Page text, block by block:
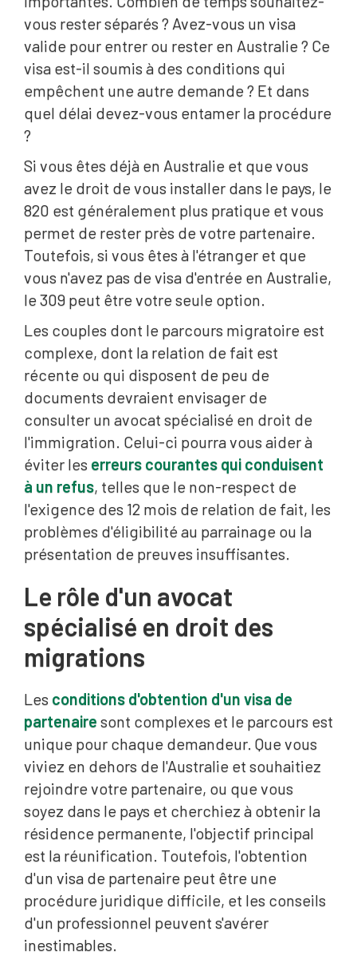
vous rester séparés ? Avez-vous un visa
valide pour entrer ou rester en Australie ? Ce
visa est-il soumis à des conditions qui
empêchent une autre demande ? Et dans
quel délai devez-vous entamer la procédure
?
Si vous êtes déjà en Australie et que vous
avez le droit de vous installer dans le pays, le
820 est généralement plus pratique et vous
permet de rester près de votre partenaire.
Toutefois, si vous êtes à l'étranger et que
vous n'avez pas de visa d'entrée en Australie,
le 309 peut être votre seule option.
Les couples dont le parcours migratoire est
complexe, dont la relation de fait est
récente ou qui disposent de peu de
documents devraient envisager de
consulter un avocat spécialisé en droit de
l'immigration. Celui-ci pourra vous aider à
éviter les erreurs courantes qui conduisent
à un refus, telles que le non-respect de
l'exigence des 12 mois de relation de fait, les
problèmes d'éligibilité au parrainage ou la
présentation de preuves insuffisantes.
Le rôle d'un avocat
spécialisé en droit des
migrations
Les conditions d'obtention d'un visa de
partenaire sont complexes et le parcours est
unique pour chaque demandeur. Que vous
viviez en dehors de l'Australie et souhaitiez
rejoindre votre partenaire, ou que vous
soyez dans le pays et cherchiez à obtenir la
résidence permanente, l'objectif principal
est la réunification. Toutefois, l'obtention
d'un visa de partenaire peut être une
procédure juridique difficile, et les conseils
d'un professionnel peuvent s'avérer
inestimables.